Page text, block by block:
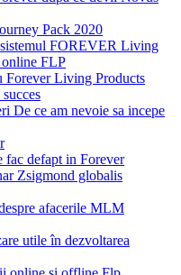
Pack 2020
FOREVER Living
online FLP
Forever Living Products
De ce am nevoie sa incepe
fac defapt in Forever
Zsigmond globalis
afacerile MLM
utile în dezvoltarea